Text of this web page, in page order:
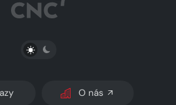
PŘEPNOUT SVĚTLÝ/TMAVÝ REŽIM
O nás